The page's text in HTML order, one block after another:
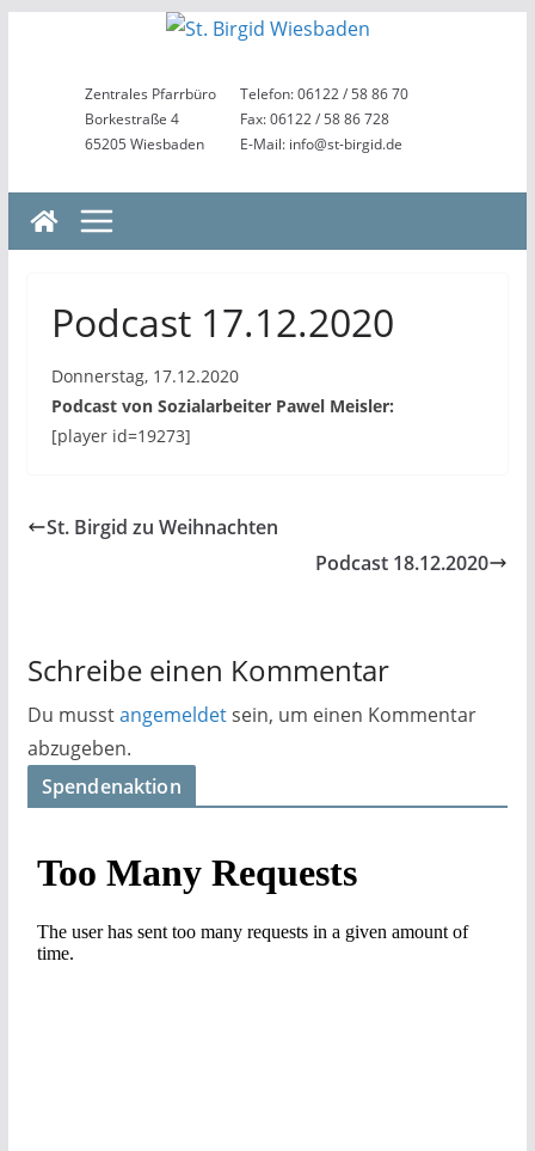
springenZentrales Pfarrbüro
Borkestraße 4
65205 Wiesbaden
Telefon: 06122 / 58 86 70
Fax: 06122 / 58 86 728
E-Mail: info@st-birgid.de
Podcast 17.12.2020
Donnerstag, 17.12.2020
Podcast von Sozialarbeiter Pawel Meisler:
[player id=19273]
St. Birgid zu Weihnachten
Podcast 18.12.2020
Schreibe einen Kommentar
Du musstangemeldetsein, um einen Kommentar
abzugeben.
Spendenaktion